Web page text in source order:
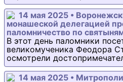
14 мая 2025 •
монашеской делегацией
паломничество по
В этот день паломники
великомученика Феодора
осмотрели
14 мая 2025 •